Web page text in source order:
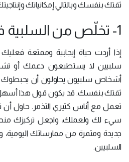
ثقتك بنفسك وبالتالي إمكانياتك
1- تخلّص من السلبية في حياتك:
إذا أردت حياة إيجابية وممتعة
سلبيين لا يستطيعون دعمك أو
أشخاص سلبيون يحاولون أن يحبطوك
ثقتك بنفسك. قد يكون قول هذا أسهل
تعمل مع أناس كثيري التذمر.
سيء لك ولعملك، واجعل تركيزك
جديدة ومثمرة من ممارساتك
السلبيين.